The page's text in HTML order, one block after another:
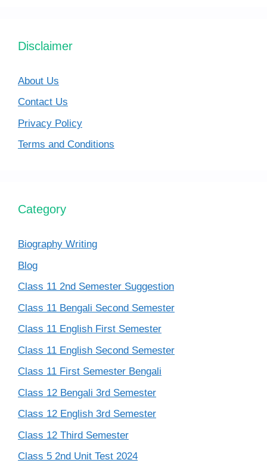
Disclaimer
About Us
Contact Us
Privacy Policy
Terms and Conditions
Category
Biography Writing
Blog
Class 11 2nd Semester Suggestion
Class 11 Bengali Second Semester
Class 11 English First Semester
Class 11 English Second Semester
Class 11 First Semester Bengali
Class 12 Bengali 3rd Semester
Class 12 English 3rd Semester
Class 12 Third Semester
Class 5 2nd Unit Test 2024